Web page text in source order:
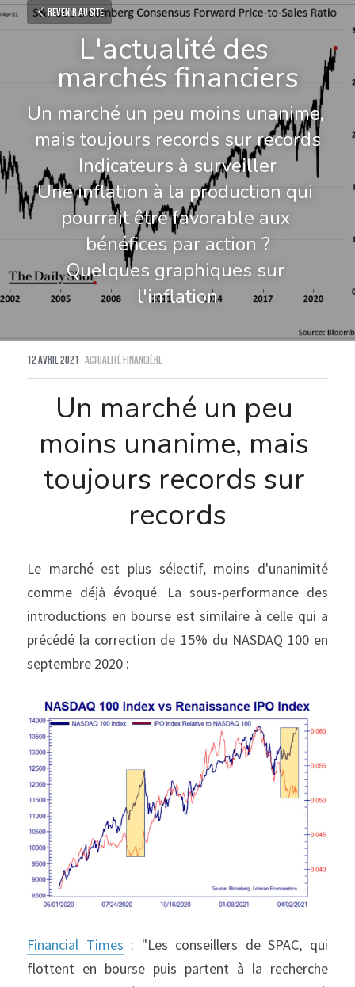
Revenir au site
L'actualité des
marchés financiers
Un marché un peu moins unanime,
mais toujours records sur records
Indicateurs à surveiller
Une inflation à la production qui
pourrait être favorable aux
bénéfices par action ?
Quelques graphiques sur
l'inflation
12 avril 2021·Actualité financière
Un marché un peu
moins unanime, mais
toujours records sur
records
Le marché est plus sélectif, moins d'unanimité
comme déjà évoqué. La sous-performance des
introductions en bourse est similaire à celle qui a
précédé la correction de 15% du NASDAQ 100 en
septembre 2020 :
Financial Times : "Les conseillers de SPAC, qui
flottent en bourse puis partent à la recherche